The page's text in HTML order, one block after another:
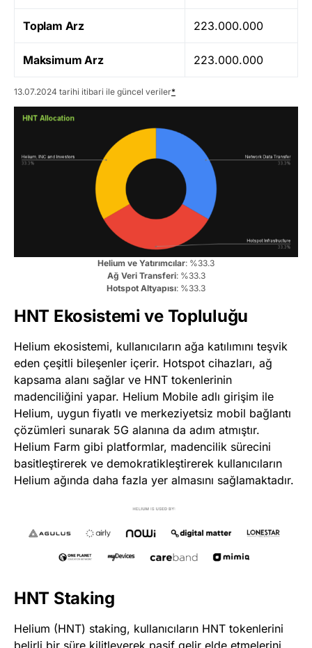
Toplam Arz 223.000.000
Maksimum Arz 223.000.000
13.07.2024 tarihi itibari ile güncel veriler*
Helium ve Yatırımcılar: %33.3
Ağ Veri Transferi: %33.3
Hotspot Altyapısı: %33.3
HNT Ekosistemi ve Topluluğu
Helium ekosistemi, kullanıcıların ağa katılımını teşvik
eden çeşitli bileşenler içerir. Hotspot cihazları, ağ
kapsama alanı sağlar ve HNT tokenlerinin
madenciliğini yapar. Helium Mobile adlı girişim ile
Helium, uygun fiyatlı ve merkeziyetsiz mobil bağlantı
çözümleri sunarak 5G alanına da adım atmıştır​​.
Helium Farm gibi platformlar, madencilik sürecini
basitleştirerek ve demokratikleştirerek kullanıcıların
Helium ağında daha fazla yer almasını sağlamaktadır​​.
HNT Staking
Helium (HNT) staking, kullanıcıların HNT tokenlerini